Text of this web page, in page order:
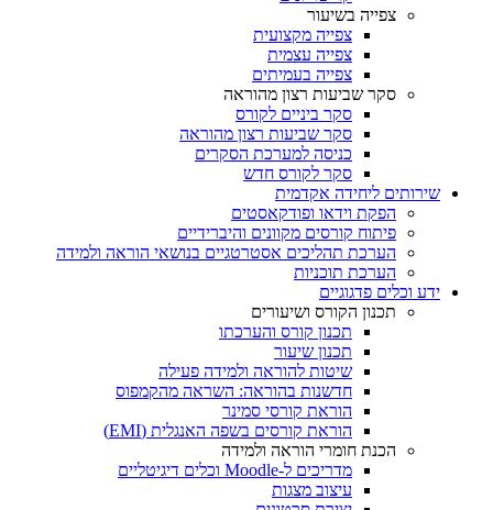
צפייה בשיעור
צפייה מקצועית
צפייה עצמית
צפייה בעמיתים
סקר שביעות רצון מהוראה
סקר ביניים לקורס
סקר שביעות רצון מהוראה
כניסה למערכת הסקרים
סקר לקורס חדש
שירותים ליחידה אקדמית
הפקת וידאו ופודקאסטים
פיתוח קורסים מקוונים והיברידיים
הערכת תהליכים אסטרטגיים בנושאי הוראה ולמידה
הערכת תוכניות
ידע וכלים פדגוגיים
תכנון הקורס ושיעורים
תכנון קורס והערכתו
תכנון שיעור
שיטות להוראה ולמידה פעילה
חדשנות בהוראה: השראה מהקמפוס
הוראת קורסי סמינר
הוראת קורסים בשפה האנגלית (EMI)
הכנת חומרי הוראה ולמידה
מדריכים ל-Moodle וכלים דיגיטליים
עיצוב מצגות